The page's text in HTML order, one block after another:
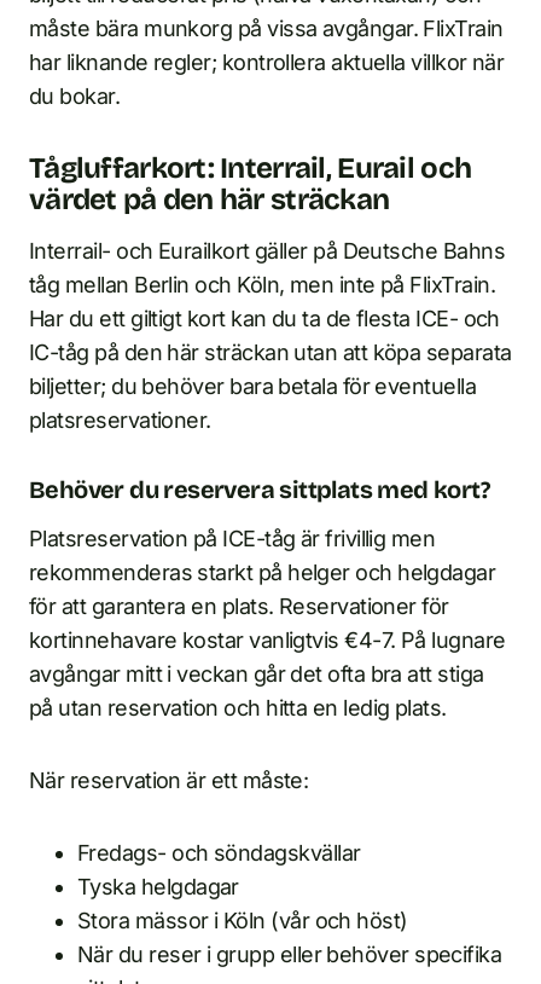
måste bära munkorg på vissa avgångar. FlixTrain
har liknande regler; kontrollera aktuella villkor när
du bokar.
Tågluffarkort: Interrail, Eurail och
värdet på den här sträckan
Interrail- och Eurailkort gäller på Deutsche Bahns
tåg mellan Berlin och Köln, men inte på FlixTrain.
Har du ett giltigt kort kan du ta de flesta ICE- och
IC-tåg på den här sträckan utan att köpa separata
biljetter; du behöver bara betala för eventuella
platsreservationer.
Behöver du reservera sittplats med kort?
Platsreservation på ICE-tåg är frivillig men
rekommenderas starkt på helger och helgdagar
för att garantera en plats. Reservationer för
kortinnehavare kostar vanligtvis €4-7. På lugnare
avgångar mitt i veckan går det ofta bra att stiga
på utan reservation och hitta en ledig plats.
När reservation är ett måste:
Fredags- och söndagskvällar
Tyska helgdagar
Stora mässor i Köln (vår och höst)
När du reser i grupp eller behöver specifika